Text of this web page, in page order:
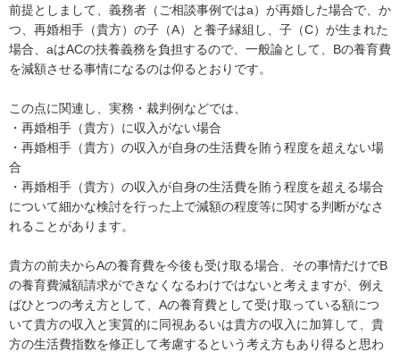
前提としまして、義務者（ご相談事例ではa）が再婚した場合で、か
つ、再婚相手（貴方）の子（A）と養子縁組し、子（C）が生まれた
場合、aはACの扶養義務を負担するので、一般論として、Bの養育費
を減額させる事情になるのは仰るとおりです。
この点に関連し、実務・裁判例などでは、
・再婚相手（貴方）に収入がない場合
・再婚相手（貴方）の収入が自身の生活費を賄う程度を超えない場
合
・再婚相手（貴方）の収入が自身の生活費を賄う程度を超える場合
について細かな検討を行った上で減額の程度等に関する判断がなさ
れることがあります。
貴方の前夫からAの養育費を今後も受け取る場合、その事情だけでB
の養育費減額請求ができなくなるわけではないと考えますが、例え
ばひとつの考え方として、Aの養育費として受け取っている額につ
いて貴方の収入と実質的に同視あるいは貴方の収入に加算して、貴
方の生活費指数を修正して考慮するという考え方もあり得ると思わ